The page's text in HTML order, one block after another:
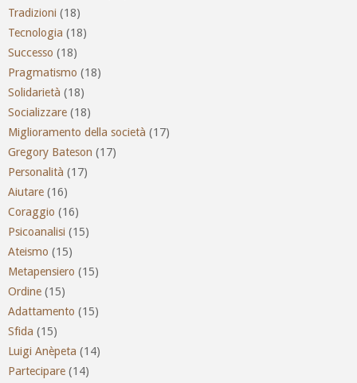
Tradizioni (18)
Tecnologia (18)
Successo (18)
Pragmatismo (18)
Solidarietà (18)
Socializzare (18)
Miglioramento della società (17)
Gregory Bateson (17)
Personalità (17)
Aiutare (16)
Coraggio (16)
Psicoanalisi (15)
Ateismo (15)
Metapensiero (15)
Ordine (15)
Adattamento (15)
Sfida (15)
Luigi Anèpeta (14)
Partecipare (14)